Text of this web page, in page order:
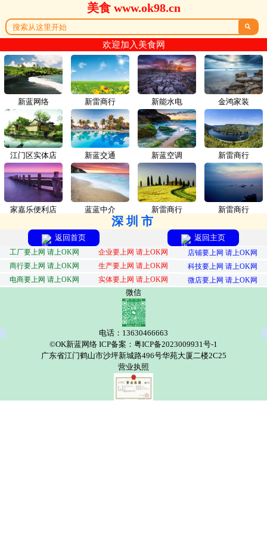
美食 www.ok98.cn

欢迎加入美食网
新蓝网络 新雷商行
江门区实体店 新蓝交通
家嘉乐便利店 蓝蓝中介
新能水电 金鸿家装
新蓝空调 新雷商行
新雷商行 新雷商行
深圳市
返回首页 返回主页
工厂要上网 请上OK网 企业要上网 请上OK网
店铺要上网 请上OK网
商行要上网 请上OK网
生产要上网 请上OK网
科技要上网 请上OK网
电商要上网 请上OK网
实体要上网 请上OK网 微店要上网 请上OK网
微信
电话：13630466663
©OK新蓝网络 ICP备案：粤ICP备2023009931号-1
广东省江门鹤山市沙坪新城路496号华苑大厦二楼2C25
营业执照